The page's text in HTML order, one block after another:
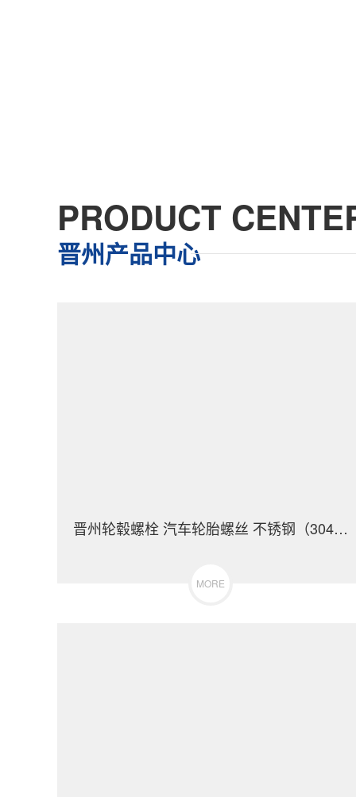
PRODUCT
晋州产品中心
晋州轮毂螺栓 汽车轮胎螺丝 不锈钢（304/316）碳钢 合金钢
MORE